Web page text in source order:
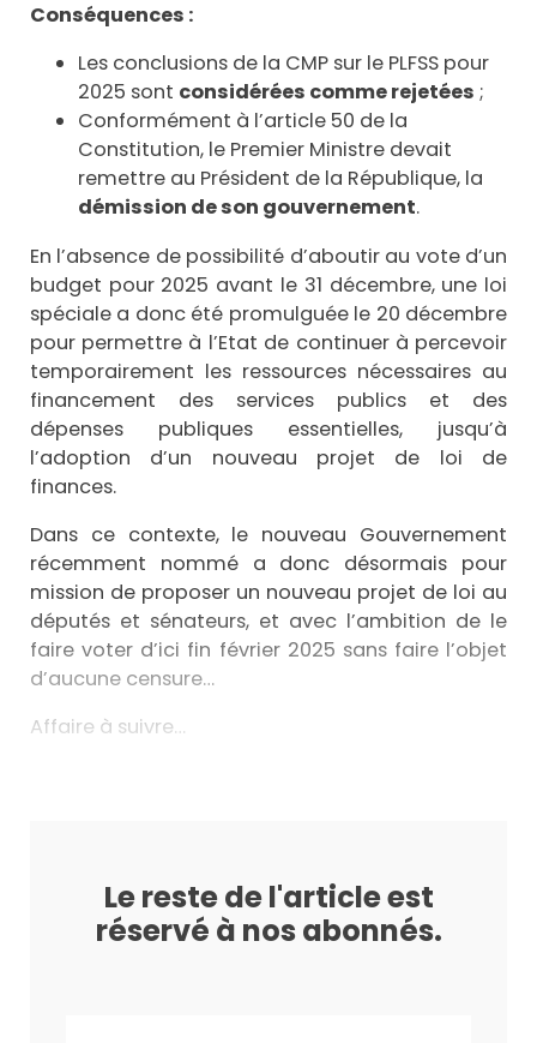
Conséquences :
Les conclusions de la CMP sur le PLFSS pour
2025 sont considérées comme rejetées ;
Conformément à l’article 50 de la
Constitution, le Premier Ministre devait
remettre au Président de la République, la
démission de son gouvernement.
En l’absence de possibilité d’aboutir au vote d’un
budget pour 2025 avant le 31 décembre, une loi
spéciale a donc été promulguée le 20 décembre
pour permettre à l’Etat de continuer à percevoir
temporairement les ressources nécessaires au
financement des services publics et des
dépenses publiques essentielles, jusqu’à
l’adoption d’un nouveau projet de loi de
finances.
Dans ce contexte, le nouveau Gouvernement
récemment nommé a donc désormais pour
mission de proposer un nouveau projet de loi au
députés et sénateurs, et avec l’ambition de le
faire voter d’ici fin février 2025 sans faire l’objet
d’aucune censure…
Affaire à suivre…
Le reste de l'article est
réservé à nos abonnés.